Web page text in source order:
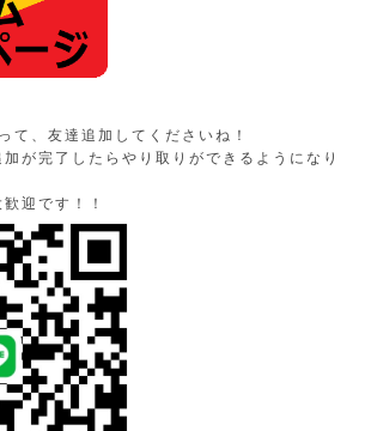
て、友達追加してくださいね！
が完了したらやり取りができるようになり
迎です！！